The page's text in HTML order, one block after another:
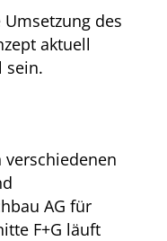
des
aktuell
sein.
verschiedenen
AG für
F+G läuft